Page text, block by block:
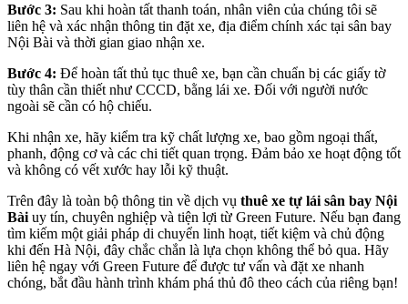
Bước 3: Sau khi hoàn tất thanh toán, nhân viên của chúng tôi sẽ
liên hệ và xác nhận thông tin đặt xe, địa điểm chính xác tại sân bay
Nội Bài và thời gian giao nhận xe.
Bước 4: Để hoàn tất thủ tục thuê xe, bạn cần chuẩn bị các giấy tờ
tùy thân cần thiết như CCCD, bằng lái xe. Đối với người nước
ngoài sẽ cần có hộ chiếu.
Khi nhận xe, hãy kiểm tra kỹ chất lượng xe, bao gồm ngoại thất,
phanh, động cơ và các chi tiết quan trọng. Đảm bảo xe hoạt động tốt
và không có vết xước hay lỗi kỹ thuật.
Trên đây là toàn bộ thông tin về dịch vụ thuê xe tự lái sân bay Nội
Bài uy tín, chuyên nghiệp và tiện lợi từ Green Future. Nếu bạn đang
tìm kiếm một giải pháp di chuyển linh hoạt, tiết kiệm và chủ động
khi đến Hà Nội, đây chắc chắn là lựa chọn không thể bỏ qua. Hãy
liên hệ ngay với Green Future để được tư vấn và đặt xe nhanh
chóng, bắt đầu hành trình khám phá thủ đô theo cách của riêng bạn!